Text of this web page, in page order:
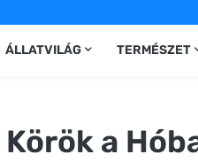
ÁLLATVILÁG TERMÉSZET
a